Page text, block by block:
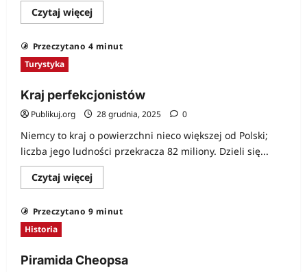
Czytaj więcejDowiedz
się
Niezapomniany
Przeczytano 4 minut
Turystyka
Kraj perfekcjonistów
Publikuj.org 28 grudnia, 2025 0
Niemcy to kraj o powierzchni nieco większej od Polski;
liczba jego ludności przekracza 82 miliony. Dzieli się...
Czytaj więcejDowiedz
się
Kraj
Przeczytano 9 minut
Historia
Piramida Cheopsa